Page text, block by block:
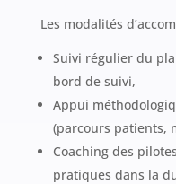
Les modalités
Suivi régulier du
bord de suivi,
Appui
(parcours patients,
Coaching des
pratiques dans la